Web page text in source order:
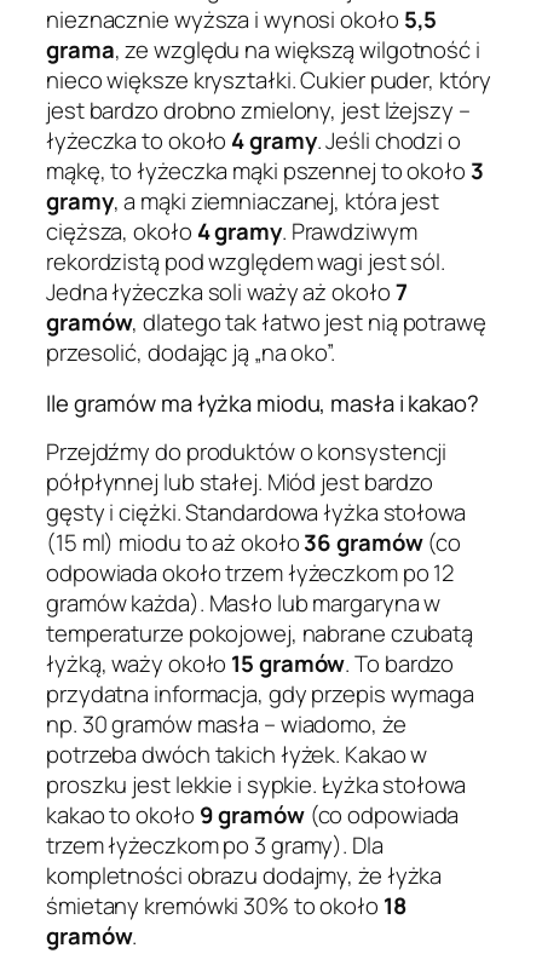
nieznacznie wyższa i wynosi około 5,5
grama, ze względu na większą wilgotność i
nieco większe kryształki. Cukier puder, który
jest bardzo drobno zmielony, jest lżejszy –
łyżeczka to około 4 gramy. Jeśli chodzi o
mąkę, to łyżeczka mąki pszennej to około 3
gramy, a mąki ziemniaczanej, która jest
cięższa, około 4 gramy. Prawdziwym
rekordzistą pod względem wagi jest sól.
Jedna łyżeczka soli waży aż około7
gramów, dlatego tak łatwo jest nią potrawę
przesolić, dodając ją „na oko”.
Ile gramów ma łyżka miodu, masła i kakao?
Przejdźmy do produktów o konsystencji
półpłynnej lub stałej. Miód jest bardzo
gęsty i ciężki. Standardowa łyżka stołowa
(15 ml) miodu to aż około36 gramów(co
odpowiada około trzem łyżeczkom po 12
gramów każda). Masło lub margaryna w
temperaturze pokojowej, nabrane czubatą
łyżką, waży około 15 gramów. To bardzo
przydatna informacja, gdy przepis wymaga
np. 30 gramów masła – wiadomo, że
potrzeba dwóch takich łyżek. Kakao w
proszku jest lekkie i sypkie. Łyżka stołowa
kakao to około 9 gramów(co odpowiada
trzem łyżeczkom po 3 gramy). Dla
kompletności obrazu dodajmy, że łyżka
śmietany kremówki 30% to około 18
gramów.